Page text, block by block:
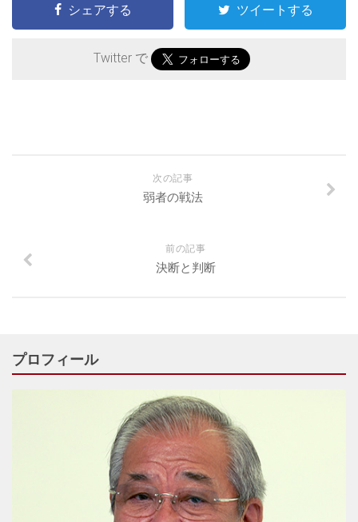
シェアする ツイートする
Twitter で
次の記事
弱者の戦法
前の記事
決断と判断
プロフィール